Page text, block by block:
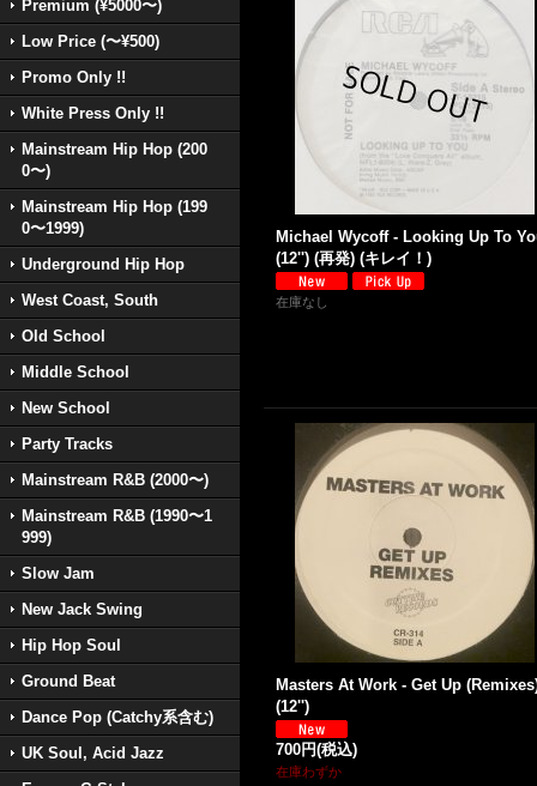
Premium (¥5000〜)
Low Price (〜¥500)
Promo Only !!
White Press Only !!
Mainstream Hip Hop (200
0〜)
Mainstream Hip Hop (199
0〜1999)
Underground Hip Hop
West Coast, South
Old School
Middle School
New School
Party Tracks
Mainstream R&B (2000〜)
Mainstream R&B (1990〜1
999)
Slow Jam
New Jack Swing
Hip Hop Soul
Ground Beat
Dance Pop (Catchy系含む)
UK Soul, Acid Jazz
Michael Wycoff - Looking Up To
(12'') (再発) (キレイ！)
在庫なし
Masters At Work - Get Up
(12'')
700円(税込)
在庫わずか